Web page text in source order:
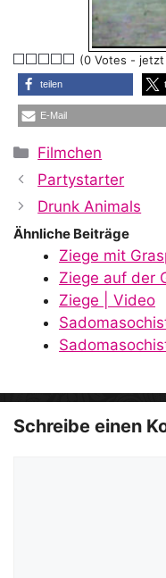
(0 Votes -
teilen
E-Mail
Kategorien
Filmchen
Partystarter
Drunk Animals
Ähnliche Beiträge
Ziege mit
Ziege auf der
Ziege | Video
Schreibe einen